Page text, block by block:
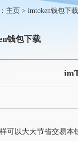
主页 > imtoken钱包下载
钱包下载
可以大大节省交易本